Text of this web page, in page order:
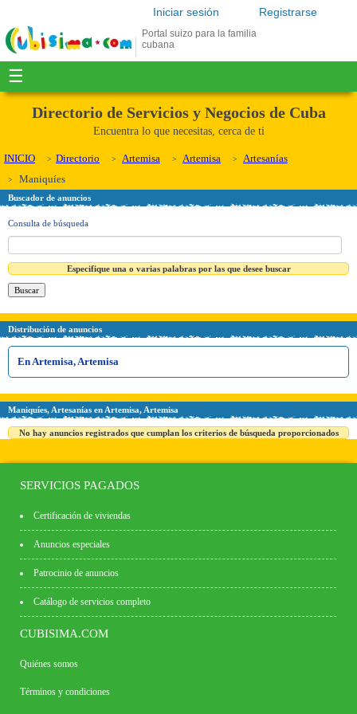
Registrarse
Iniciar sesión
Portal suizo para la familia
cubana
☰
Directorio de Servicios y Negocios de Cuba
Encuentra lo que necesitas, cerca de ti
INICIO Directorio Artemisa Artemisa
Artesanías
Maniquíes
Buscador de anuncios
Consulta de búsqueda
Especifique una o varias palabras por las que desee buscar
Distribución de anuncios
En Artemisa, Artemisa
Maniquíes, Artesanías en Artemisa, Artemisa
No hay anuncios registrados que cumplan los criterios de búsqueda proporcionados
SERVICIOS PAGADOS
Certificación de viviendas
Anuncios especiales
Patrocinio de anuncios
Catálogo de servicios completo
CUBISIMA.COM
Quiénes somos
Términos y condiciones